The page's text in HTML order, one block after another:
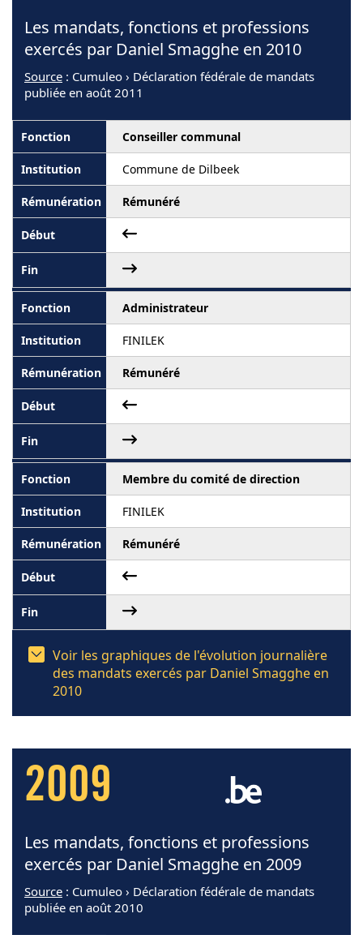
Les mandats, fonctions et professions
exercés par Daniel Smagghe en 2010
Source : Cumuleo › Déclaration fédérale de mandats
publiée en août 2011
Conseiller communal
Commune de Dilbeek
Rémunéré
Administrateur
FINILEK
Rémunéré
Membre du comité de direction
FINILEK
Rémunéré
Voir les graphiques de l'évolution journalière
des mandats exercés par Daniel Smagghe en
2010
2009
Les mandats, fonctions et professions
exercés par Daniel Smagghe en 2009
Source : Cumuleo › Déclaration fédérale de mandats
publiée en août 2010